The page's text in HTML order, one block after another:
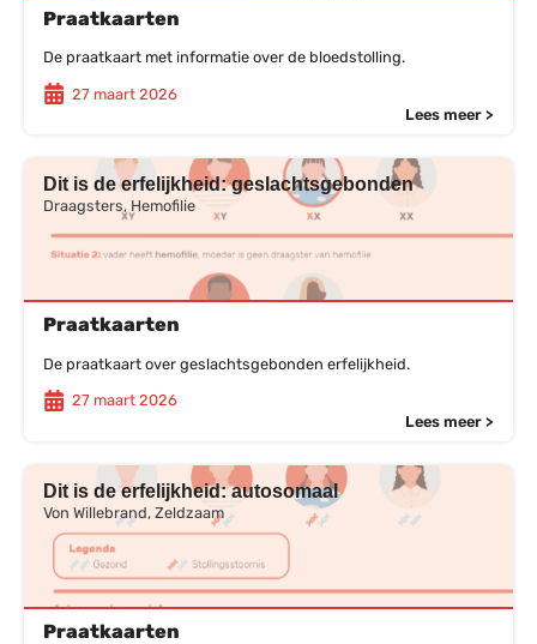
Praatkaarten
De praatkaart met informatie over de bloedstolling.
27 maart 2026
Lees meer >
Dit is de erfelijkheid: geslachtsgebonden
Draagsters, Hemofilie
Praatkaarten
De praatkaart over geslachtsgebonden erfelijkheid.
27 maart 2026
Lees meer >
Dit is de erfelijkheid: autosomaal
Von Willebrand, Zeldzaam
Praatkaarten